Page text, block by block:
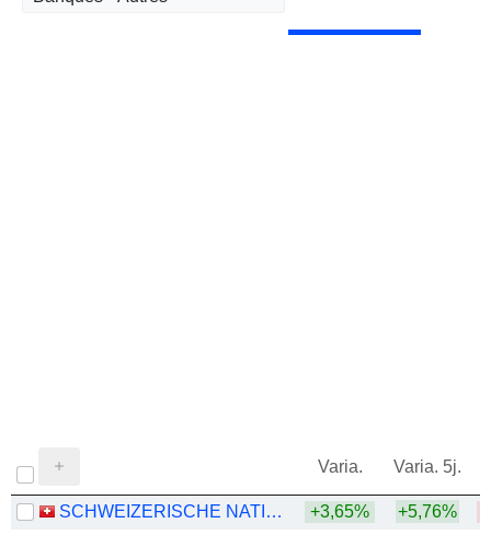
Varia. Varia. 5j.
SCHWEIZERISCHE NATIONALBANK +3,65% +5,76%